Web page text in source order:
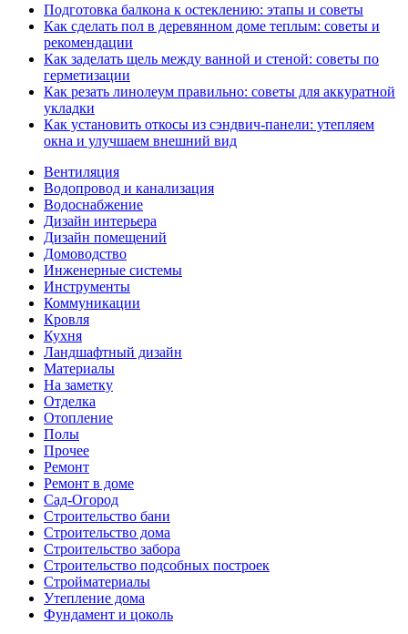
Подготовка балкона к остеклению: этапы и советы
Как сделать пол в деревянном доме теплым: советы и
рекомендации
Как заделать щель между ванной и стеной: советы по
герметизации
Как резать линолеум правильно: советы для аккуратной
укладки
Как установить откосы из сэндвич-панели: утепляем
окна и улучшаем внешний вид
Вентиляция
Водопровод и канализация
Водоснабжение
Дизайн интерьера
Дизайн помещений
Домоводство
Инженерные системы
Инструменты
Коммуникации
Кровля
Кухня
Ландшафтный дизайн
Материалы
На заметку
Отделка
Отопление
Полы
Прочее
Ремонт
Ремонт в доме
Сад-Огород
Строительство бани
Строительство дома
Строительство забора
Строительство подсобных построек
Стройматериалы
Утепление дома
Фундамент и цоколь